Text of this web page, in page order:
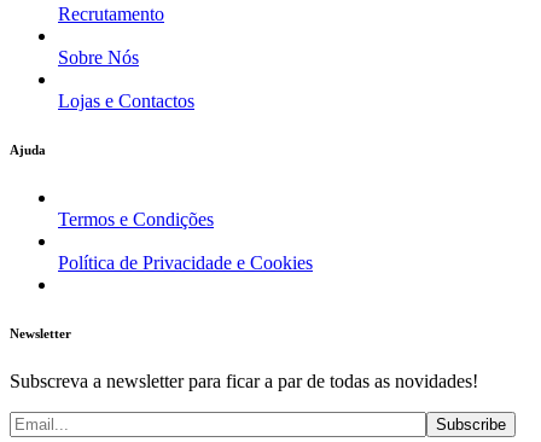
Recrutamento
Sobre Nós
Lojas e Contactos
Ajuda
Termos e Condições
Política de Privacidade e Cookies
Newsletter
Subscreva a newsletter para ficar a par de todas as novidades!